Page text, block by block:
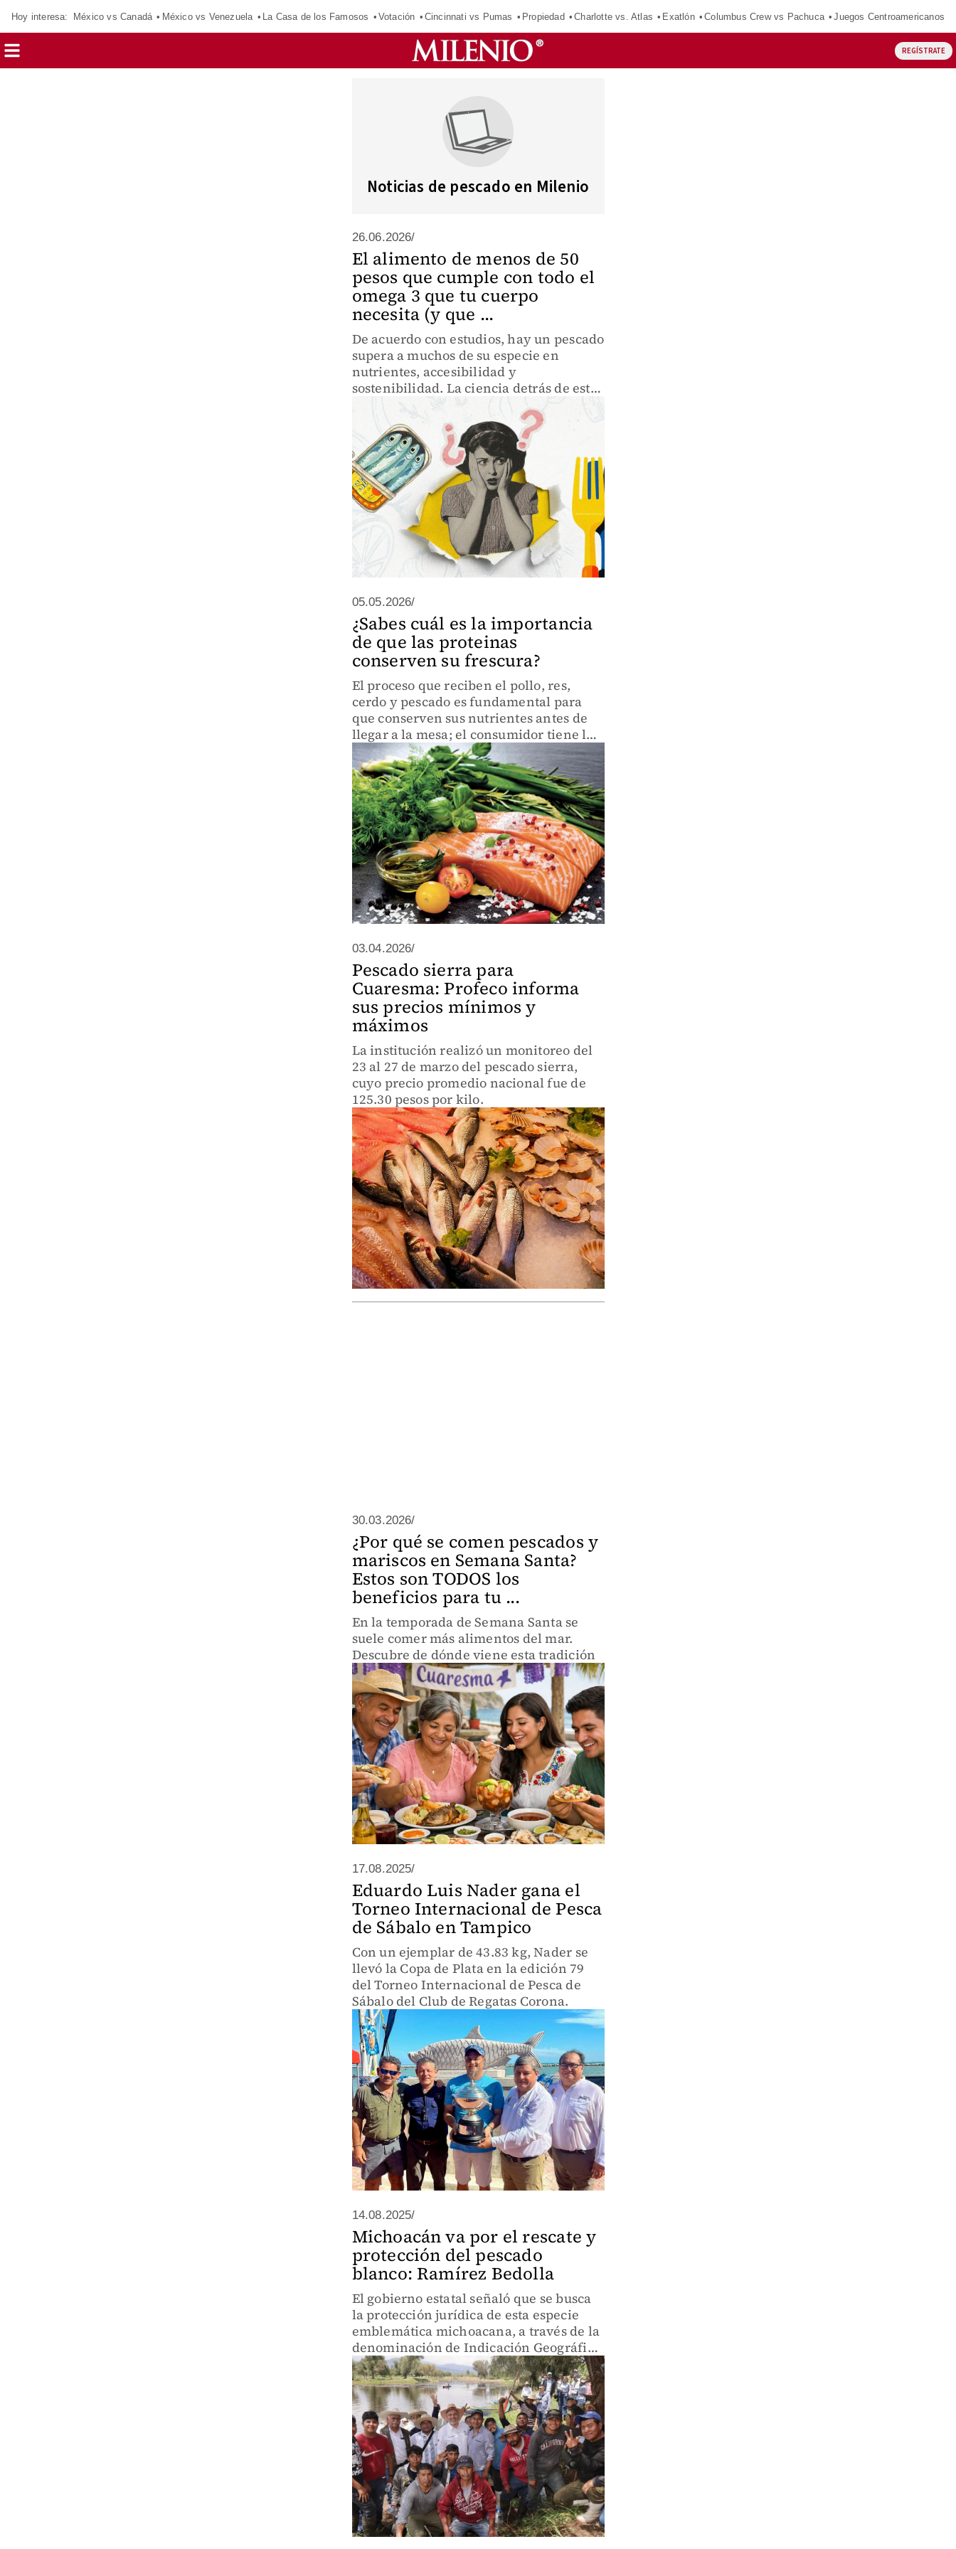
Hoy interesa: México vs Canadá México vs Venezuela La Casa de los Famosos Votación Cincinnati vs Pumas Propiedad Charlotte vs. Atlas Exatlón Columbus Crew vs Pachuca Juegos Centroamericanos
REGÍSTRATE
Noticias de pescado en Milenio
26.06.2026/
El alimento de menos de 50
pesos que cumple con todo el
omega 3 que tu cuerpo
necesita (y que ...
De acuerdo con estudios, hay un pescado
supera a muchos de su especie en
nutrientes, accesibilidad y
sostenibilidad. La ciencia detrás de este
superalimento marino ayuda a proteger
al corazón y el cerebro.
05.05.2026/
¿Sabes cuál es la importancia
de que las proteinas
conserven su frescura?
El proceso que reciben el pollo, res,
cerdo y pescado es fundamental para
que conserven sus nutrientes antes de
llegar a la mesa; el consumidor tiene la
posibilidad de elegir mejor donde
compra, destaca Sean Grundey, Chef
embajador de Freshbox
03.04.2026/
Pescado sierra para
Cuaresma: Profeco informa
sus precios mínimos y
máximos
La institución realizó un monitoreo del
23 al 27 de marzo del pescado sierra,
cuyo precio promedio nacional fue de
125.30 pesos por kilo.
30.03.2026/
¿Por qué se comen pescados y
mariscos en Semana Santa?
Estos son TODOS los
beneficios para tu ...
En la temporada de Semana Santa se
suele comer más alimentos del mar.
Descubre de dónde viene esta tradición
17.08.2025/
Eduardo Luis Nader gana el
Torneo Internacional de Pesca
de Sábalo en Tampico
Con un ejemplar de 43.83 kg, Nader se
llevó la Copa de Plata en la edición 79
del Torneo Internacional de Pesca de
Sábalo del Club de Regatas Corona.
14.08.2025/
Michoacán va por el rescate y
protección del pescado
blanco: Ramírez Bedolla
El gobierno estatal señaló que se busca
la protección jurídica de esta especie
emblemática michoacana, a través de la
denominación de Indicación Geográfica
que otorga el Instituto Mexicano de la
Propiedad Industrial.